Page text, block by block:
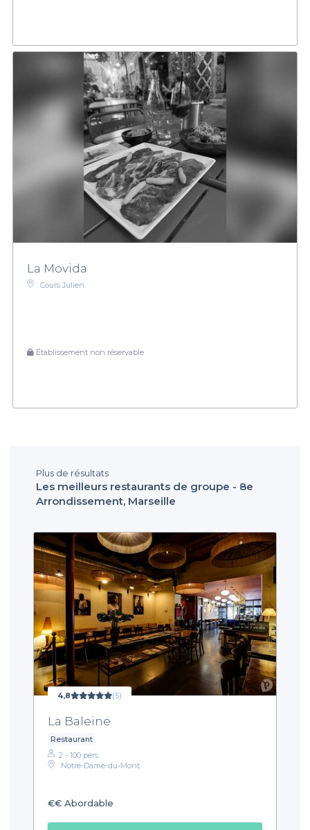
La Movida
Cours Julien
Établissement non réservable
Plus de résultats
Les meilleurs restaurants de groupe - 8e
Arrondissement, Marseille
4,8 (5)
La Baleine
Restaurant
2 - 100 pers.
Notre-Dame-du-Mont
€€ Abordable